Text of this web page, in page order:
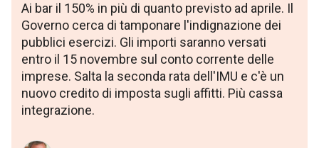
Ai bar il 150% in più di quanto previsto ad aprile. Il
Governo cerca di tamponare l'indignazione dei
pubblici esercizi. Gli importi saranno versati
entro il 15 novembre sul conto corrente delle
imprese. Salta la seconda rata dell'IMU e c'è un
nuovo credito di imposta sugli affitti. Più cassa
integrazione.